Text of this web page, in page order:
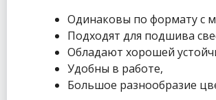
Одинаковы по формату с
Подходят для подшива
Обладают хорошей
Удобны в работе,
Большое разнообразие